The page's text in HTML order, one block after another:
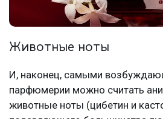
Животные ноты
И, наконец, самыми
парфюмерии можно считать
животные ноты (цибетин и